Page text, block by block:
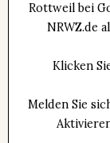
Rottweil bei
NRWZ.de
Klicken
Melden Sie